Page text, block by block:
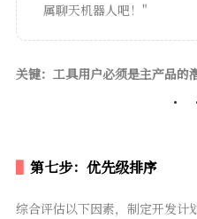
属聊天机器人吧！"
关键：工具用户必须是主产品的
第七步：优先级排序
综合评估以下因素，制定开发计划